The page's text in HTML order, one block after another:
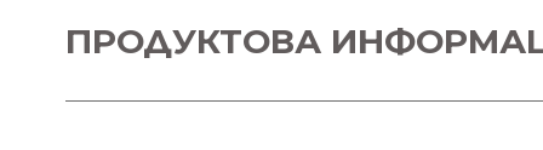
напречно сечение
SPC+PETG
ПРОДУКТОВА